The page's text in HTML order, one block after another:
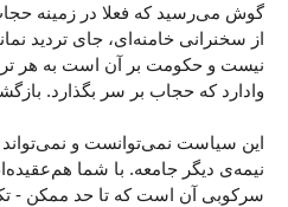
گوش می‌رسید که فعلا در زمینه
از سخنرانی خامنه‌ای، جای تردید
نیست و حکومت بر آن است به هر
وادارد که حجاب بر سر بگذارد.
این سیاست نمی‌توانست و
نیمه‌ی دیگر جامعه. با شما
سرکوبی آن است که تا حد ممکن -